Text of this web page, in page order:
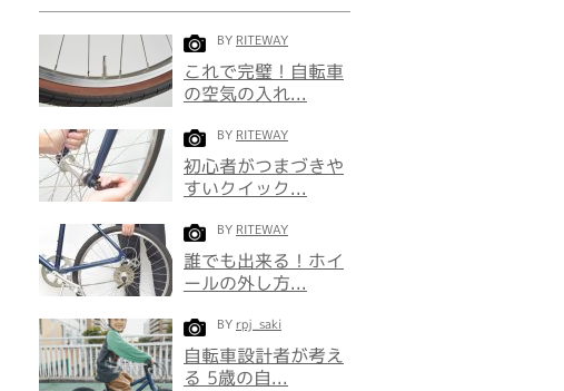
BY RITEWAY
これで完璧！自転車
の空気の入れ...
BY RITEWAY
初心者がつまづきや
すいクイック...
BY RITEWAY
誰でも出来る！ホイ
ールの外し方...
BYrpj_saki
自転車設計者が考え
る 5歳の自...